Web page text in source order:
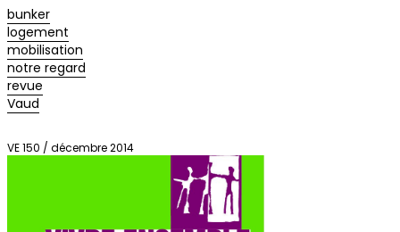
bunker
logement
mobilisation
notre regard
revue
Vaud
VE 150 / décembre 2014